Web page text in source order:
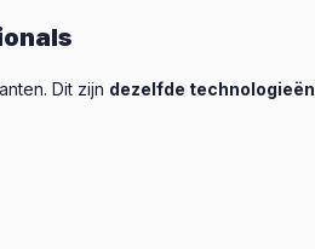
Dit zijn dezelfde technologieën